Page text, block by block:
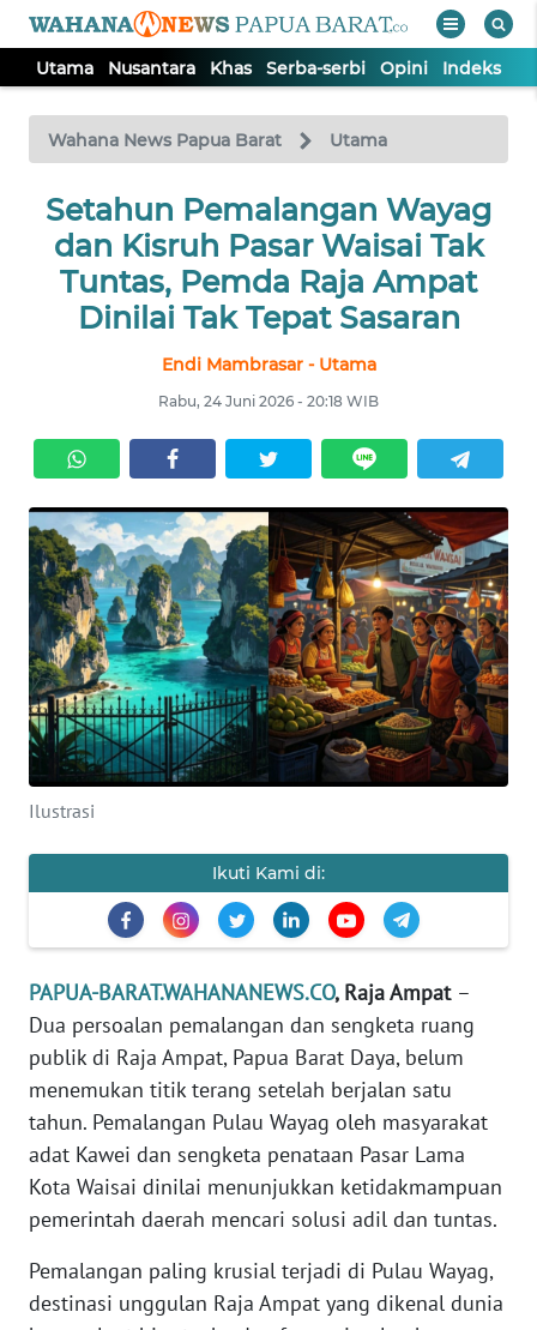
Utama Nusantara Khas Serba-serbi Opini Indeks
Wahana News Papua Barat Utama
Setahun Pemalangan Wayag
dan Kisruh Pasar Waisai Tak
Tuntas, Pemda Raja Ampat
Dinilai Tak Tepat Sasaran
Endi Mambrasar - Utama
Rabu, 24 Juni 2026 - 20:18 WIB
Ilustrasi
Ikuti Kami di:
PAPUA-BARAT.WAHANANEWS.CO, Raja Ampat –
Dua persoalan pemalangan dan sengketa ruang
publik di Raja Ampat, Papua Barat Daya, belum
menemukan titik terang setelah berjalan satu
tahun. Pemalangan Pulau Wayag oleh masyarakat
adat Kawei dan sengketa penataan Pasar Lama
Kota Waisai dinilai menunjukkan ketidakmampuan
pemerintah daerah mencari solusi adil dan tuntas.
Pemalangan paling krusial terjadi di Pulau Wayag,
destinasi unggulan Raja Ampat yang dikenal dunia
TV
Tutup
UTAMA
NUSANTARA
SERBI
OPINI
Informasi
INDEKS
BERITA
KONTAK
KAMI
IKLAN
MEDIA
SIBER
REDAKSI
KARIR
DISCLAIMER
Wahana
News
Regional